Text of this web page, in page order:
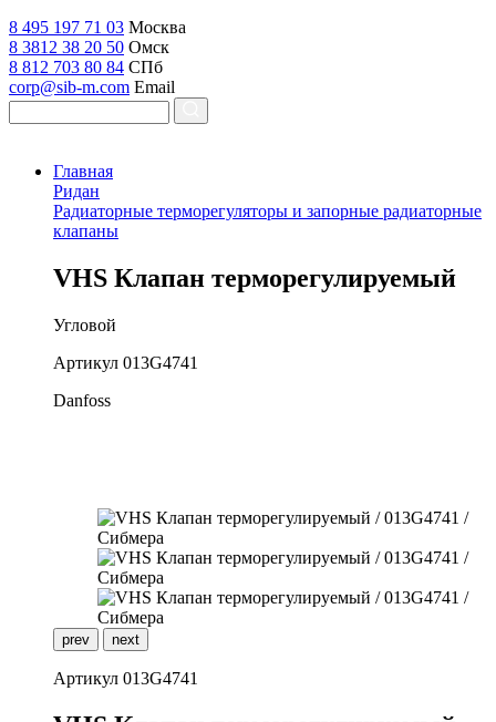
8 495 197 71 03 Москва
8 3812 38 20 50 Омск
8 812 703 80 84 СПб
corp@sib-m.com Email
Главная
Ридан
Радиаторные терморегуляторы и запорные радиаторные
клапаны
VHS Клапан терморегулируемый
Угловой
Артикул 013G4741
Danfoss
prev next
Артикул 013G4741